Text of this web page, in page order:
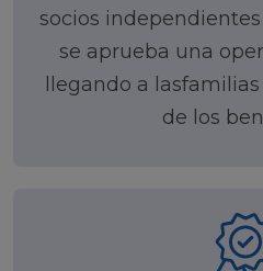
socios
se aprueba una
llegando a
de los